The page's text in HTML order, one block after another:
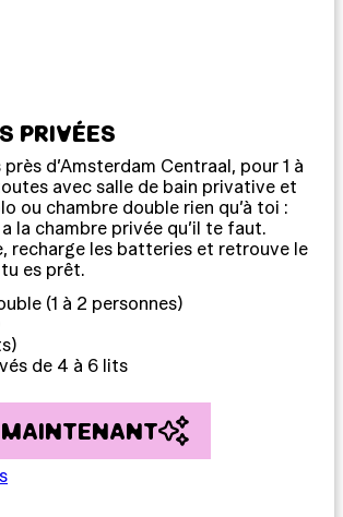
PRIVÉES
près d’Amsterdam Centraal, pour 1 à
avec salle de bain privative et
ou chambre double rien qu’à toi :
la chambre privée qu’il te faut.
recharge les batteries et retrouve le
es prêt.
(1 à 2 personnes)
de 4 à 6 lits
MAINTENANT